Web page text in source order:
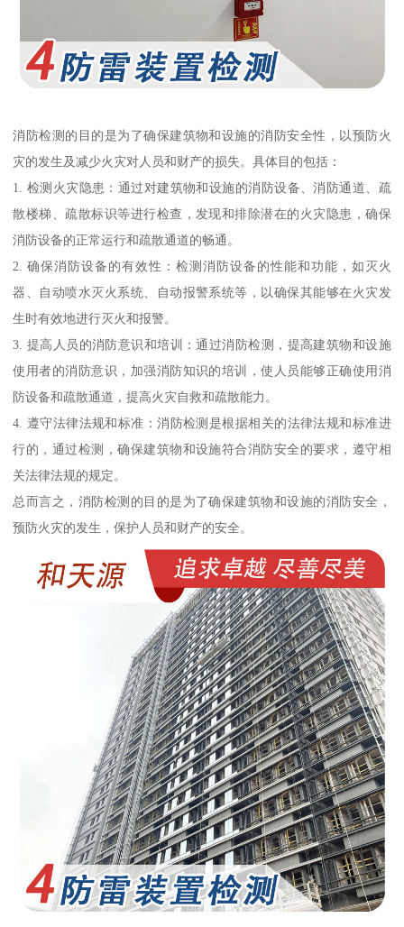
消防检测的目的是为了确保建筑物和设施的消防安全性，以预防火
灾的发生及减少火灾对人员和财产的损失。具体目的包括：
1. 检测火灾隐患：通过对建筑物和设施的消防设备、消防通道、疏
散楼梯、疏散标识等进行检查，发现和排除潜在的火灾隐患，确保
消防设备的正常运行和疏散通道的畅通。
2. 确保消防设备的有效性：检测消防设备的性能和功能，如灭火
器、自动喷水灭火系统、自动报警系统等，以确保其能够在火灾发
生时有效地进行灭火和报警。
3. 提高人员的消防意识和培训：通过消防检测，提高建筑物和设施
使用者的消防意识，加强消防知识的培训，使人员能够正确使用消
防设备和疏散通道，提高火灾自救和疏散能力。
4. 遵守法律法规和标准：消防检测是根据相关的法律法规和标准进
行的，通过检测，确保建筑物和设施符合消防安全的要求，遵守相
关法律法规的规定。
总而言之，消防检测的目的是为了确保建筑物和设施的消防安全，
预防火灾的发生，保护人员和财产的安全。